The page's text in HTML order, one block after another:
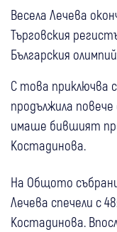
Весела Лечева
Търговския
Българския
С това приключва
продължила
имаше бившият
Костадинова.
На Общото
Лечева спечели с
Костадинова.